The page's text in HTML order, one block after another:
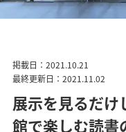
掲載日：2021.10.21
最終更新日：2021.11.02
展示を見るだけ
館で楽しむ読書